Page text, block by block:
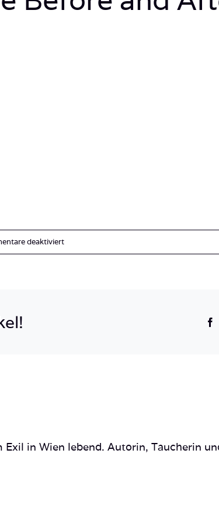
deaktiviertfür
in Wien lebend. Autorin, Taucherin